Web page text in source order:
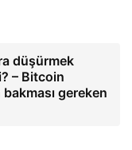
düşürmek
– Bitcoin
gereken